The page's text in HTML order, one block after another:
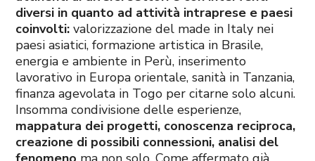
diversi in quanto ad attività intraprese e paesi
coinvolti: valorizzazione del made in Italy nei
paesi asiatici, formazione artistica in Brasile,
energia e ambiente in Perù, inserimento
lavorativo in Europa orientale, sanità in Tanzania,
finanza agevolata in Togo per citarne solo alcuni.
Insomma condivisione delle esperienze,
mappatura dei progetti, conoscenza reciproca,
creazione di possibili connessioni, analisi del